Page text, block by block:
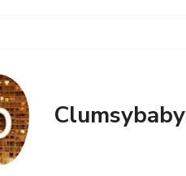
Clumsybaby